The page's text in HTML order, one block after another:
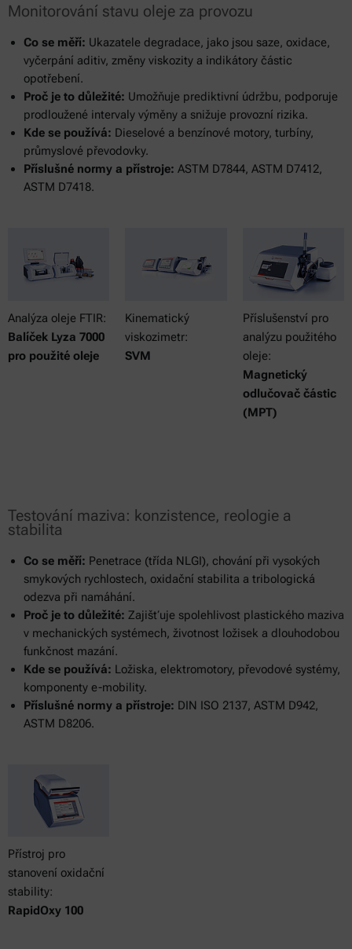
Monitorování stavu oleje za provozu
Co se měří: Ukazatele degradace, jako jsou saze, oxidace,
vyčerpání aditiv, změny viskozity a indikátory částic
opotřebení.
Proč je to důležité: Umožňuje prediktivní údržbu, podporuje
prodloužené intervaly výměny a snižuje provozní rizika.
Kde se používá: Dieselové a benzínové motory, turbíny,
průmyslové převodovky.
Příslušné normy a přístroje: ASTM D7844, ASTM D7412,
ASTM D7418.
Analýza oleje FTIR:
Balíček Lyza 7000
pro použité oleje
Kinematický
viskozimetr:
SVM
Příslušenství pro
analýzu použitého
oleje:
Magnetický
odlučovač částic
(MPT)
Testování maziva: konzistence, reologie a
stabilita
Co se měří: Penetrace (třída NLGI), chování při vysokých
smykových rychlostech, oxidační stabilita a tribologická
odezva při namáhání.
Proč je to důležité: Zajišťuje spolehlivost plastického maziva
v mechanických systémech, životnost ložisek a dlouhodobou
funkčnost mazání.
Kde se používá: Ložiska, elektromotory, převodové systémy,
komponenty e-mobility.
Příslušné normy a přístroje: DIN ISO 2137, ASTM D942,
ASTM D8206.
Přístroj pro
stanovení oxidační
stability:
RapidOxy 100